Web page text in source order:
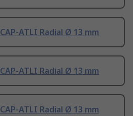
ATLI Radial Ø 13 mm
ATLI Radial Ø 13 mm
ATLI Radial Ø 13 mm